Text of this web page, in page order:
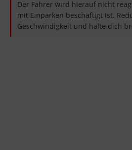
Der Fahrer wird hierauf nicht
mit Einparken beschäftigt ist.
Geschwindigkeit und halte dich